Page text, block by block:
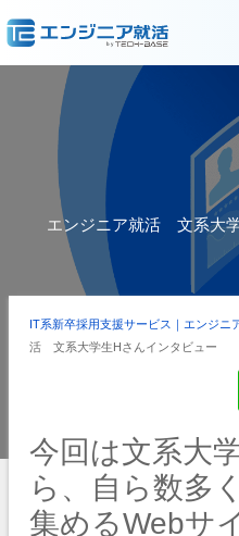
エンジニア就活 文系大
IT系新卒採用支援サービス｜エンジニ
活 文系大学生Hさんインタビュー
今回は文系大
ら、自ら数多
集めるWebサ